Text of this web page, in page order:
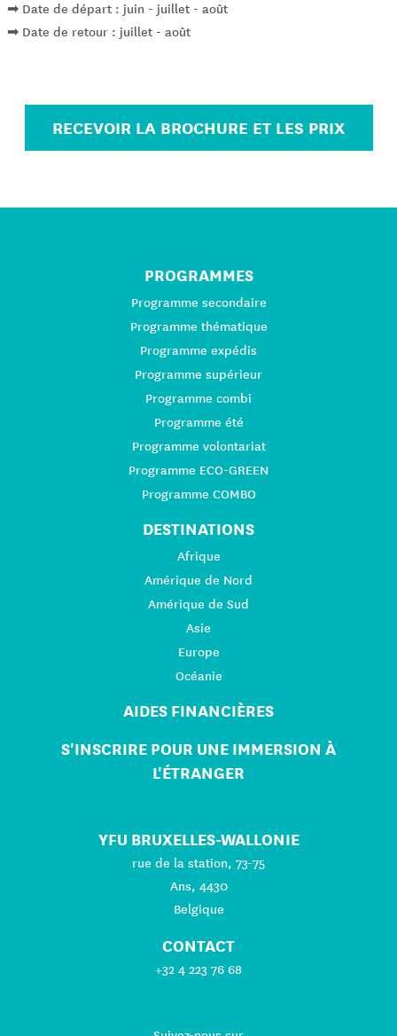
➡ Date de départ : juin - juillet - août
➡ Date de retour : juillet - août
RECEVOIR LA BROCHURE ET LES PRIX
PROGRAMMES
Programme secondaire
Programme thématique
Programme expédis
Programme supérieur
Programme combi
Programme été
Programme volontariat
Programme ECO-GREEN
Programme COMBO
DESTINATIONS
Afrique
Amérique de Nord
Amérique de Sud
Asie
Europe
Océanie
AIDES FINANCIÈRES
S'INSCRIRE POUR UNE IMMERSION À
L'ÉTRANGER
YFU BRUXELLES-WALLONIE
rue de la station, 73-75
Ans, 4430
Belgique
CONTACT
+32 4 223 76 68